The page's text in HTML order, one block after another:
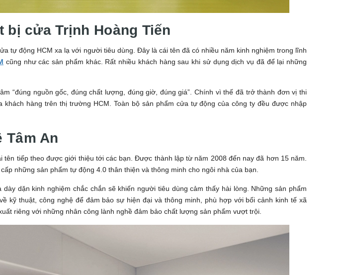
bị cửa Trịnh Hoàng Tiến
tự động HCM xa lạ với người tiêu dùng. Đây là cái tên đã có nhiều năm kinh nghiệm trong lĩnh
cũng như các sản phẩm khác. Rất nhiều khách hàng sau khi sử dụng dịch vụ đã để lại những
“đúng nguồn gốc, đúng chất lượng, đúng giờ, đúng giá”. Chính vì thế đã trở thành đơn vị thi
khách hàng trên thị trường HCM. Toàn bộ sản phẩm cửa tự động của công ty đều được nhập
Tâm An
tên tiếp theo được giới thiệu tới các bạn. Được thành lập từ năm 2008 đến nay đã hơn 15 năm.
những sản phẩm tự động 4.0 thân thiện và thông minh cho ngôi nhà của bạn.
dặn kinh nghiệm chắc chắn sẽ khiến người tiêu dùng cảm thấy hài lòng. Những sản phẩm
kỹ thuật, công nghệ để đảm bảo sự hiện đại và thông minh, phù hợp với bối cảnh kinh tế xã
riêng với những nhân công lành nghề đảm bảo chất lượng sản phẩm vượt trội.